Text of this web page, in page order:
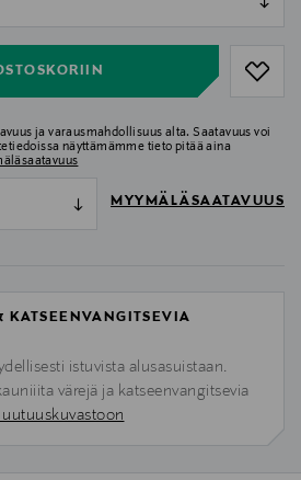
ja varausmahdollisuus alta. Saatavuus voi
näyttämämme tieto pitää aina
MYYMÄLÄSAATAVUUS
KATSEENVANGITSEVIA
istuvista alusasuistaan.
värejä ja katseenvangitsevia